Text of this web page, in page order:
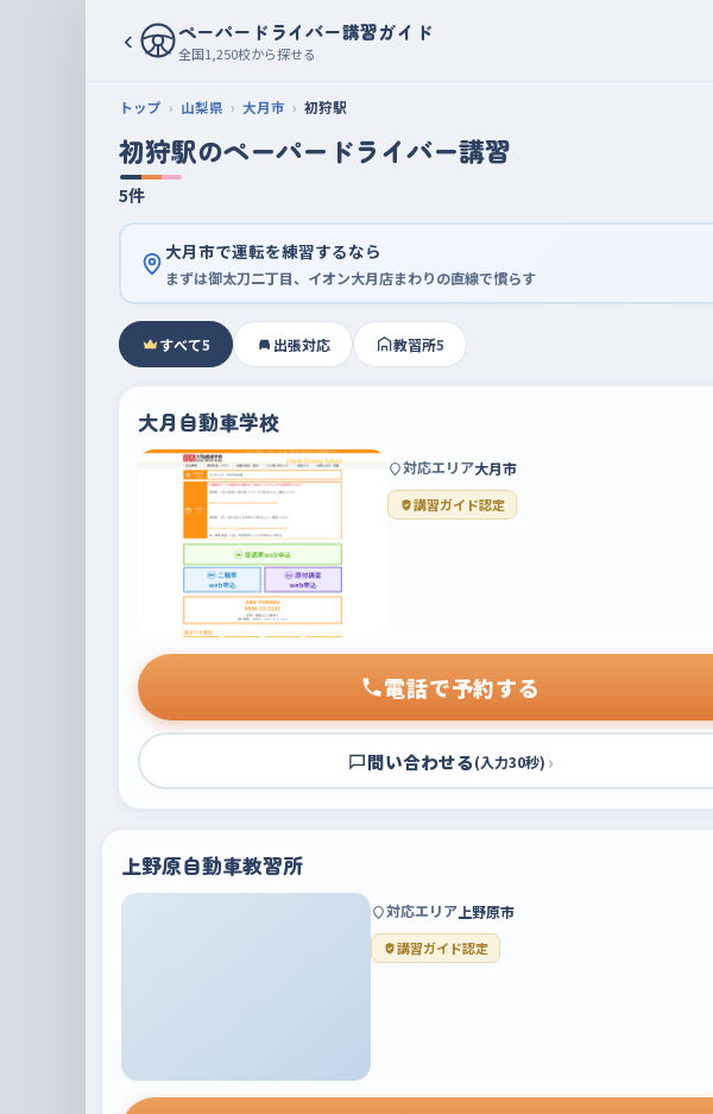
‹ ペーパードライバー講習ガイド
全国1,250校から探せる
トップ 山梨県 大月市 初狩駅
初狩駅のペーパードライバー講習
5件
大月市で運転を練習するなら
まずは御太刀二丁目、イオン大月店まわりの直線で慣らす
すべて5 出張対応 教習所5
大月自動車学校
対応エリア大月市
講習ガイド認定
電話で予約する
問い合わせる(入力30秒) ›
上野原自動車教習所
対応エリア 上野原市
講習ガイド認定